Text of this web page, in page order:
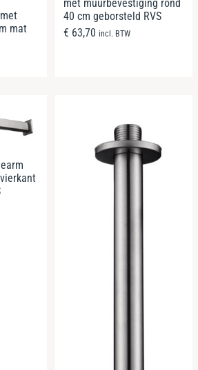
mat
met muurbevestiging rond
40 cm geborsteld RVS
€ 63,70 incl. BTW